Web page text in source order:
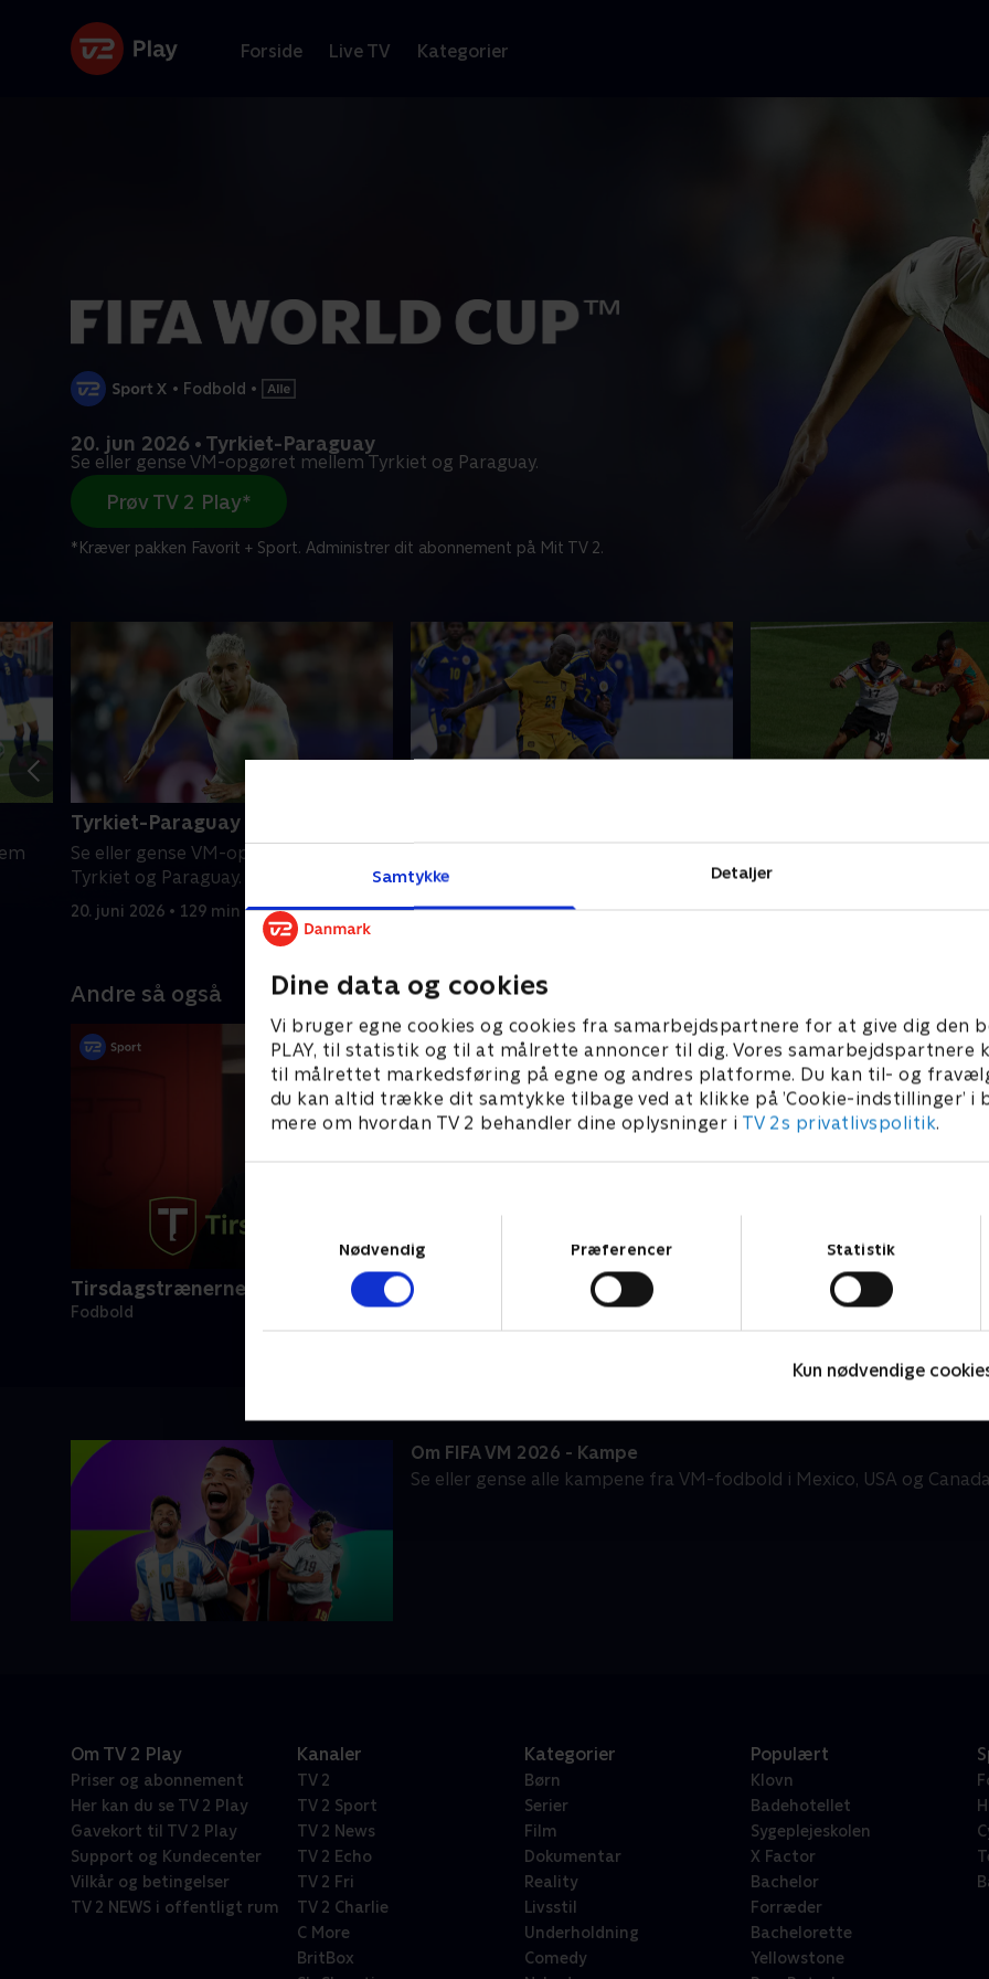
Samtykke Detaljer
Dine data og cookies
Vi bruger egne cookies og cookies fra samarbejdspartnere for at give dig den
PLAY, til statistik og til at målrette annoncer til dig. Vores samarbejdspartnere
til målrettet markedsføring på egne og andres platforme. Du kan til- og
du kan altid trække dit samtykke tilbage ved at klikke på ’Cookie-indstillinger’ i
mere om hvordan TV 2 behandler dine oplysninger i TV 2s privatlivspolitik.
Nødvendig
Præferencer Statistik
Kun nødvendige
Forside Live TV Kategorier
• Fodbold •
20. jun 2026 • Tyrkiet-Paraguay
Se eller gense VM-opgøret mellem Tyrkiet og Paraguay.
Prøv TV 2 Play*
*Kræver pakken Favorit + Sport. Administrer dit abonnement på Mit TV 2.
Tyrkiet-Paraguay
Se eller gense VM-opgøret mellem
Tyrkiet og Paraguay.
20. juni 2026 • 129 min
Ecuador og Curacao.
20. juni 2026 • 114 min
Tyskland og
Andre så også
Tirsdagstrænerne
Fodbold
Kristoffer Olsson - min vigtigste kamp
2024 • Fodbold • 22 min
Om FIFA VM 2026 - Kampe
Se eller gense alle kampene fra VM-fodbold i Mexico, USA og
Om TV 2 Play
Priser og abonnement
Her kan du se TV 2 Play
Gavekort til TV 2 Play
Support og Kundecenter
Vilkår og betingelser
TV 2 NEWS i offentligt rum
Kanaler
TV 2
TV 2 Sport
TV 2 News
TV 2 Echo
TV 2 Fri
TV 2 Charlie
C More
BritBox
Kategorier
Børn
Serier
Film
Dokumentar
Reality
Livsstil
Underholdning
Comedy
Populært
Klovn
Badehotellet
Sygeplejeskolen
X Factor
Bachelor
Forræder
Bachelorette
Yellowstone